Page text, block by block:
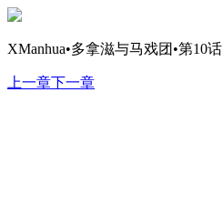
XManhua•多拿滋与马戏团•第10话
上一章下一章